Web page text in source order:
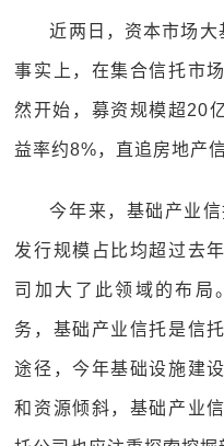
近两日，资本市场大
事实上，在集合信托市
然开始，募资规模超20
益率约8%，直追房地产
今年来，基础产业
发行规模占比均超过去
司加大了此领域的布局
务，基础产业信托是信
途径，今年基础设施建
和资源倾斜，基础产业